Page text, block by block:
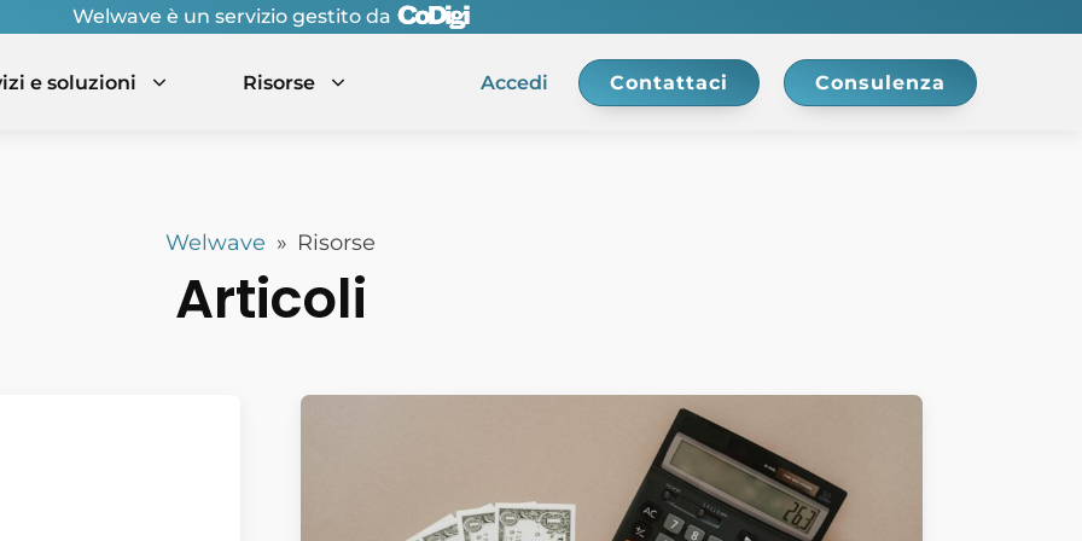
Welwave è un servizio gestito da
e soluzioni
Marketplace - In arrivo
Risorse Accedi Contattaci Consulenza
Welwave » Risorse
Articoli